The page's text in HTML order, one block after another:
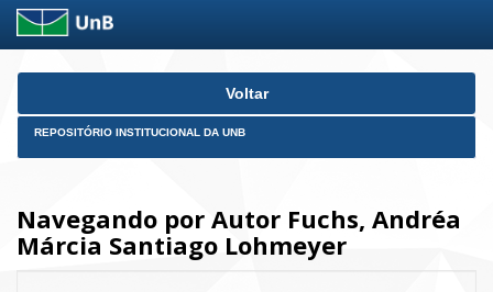
Skip
Voltar
REPOSITÓRIO INSTITUCIONAL DA UNB
Navegando por Autor Fuchs, Andréa
Márcia Santiago Lohmeyer